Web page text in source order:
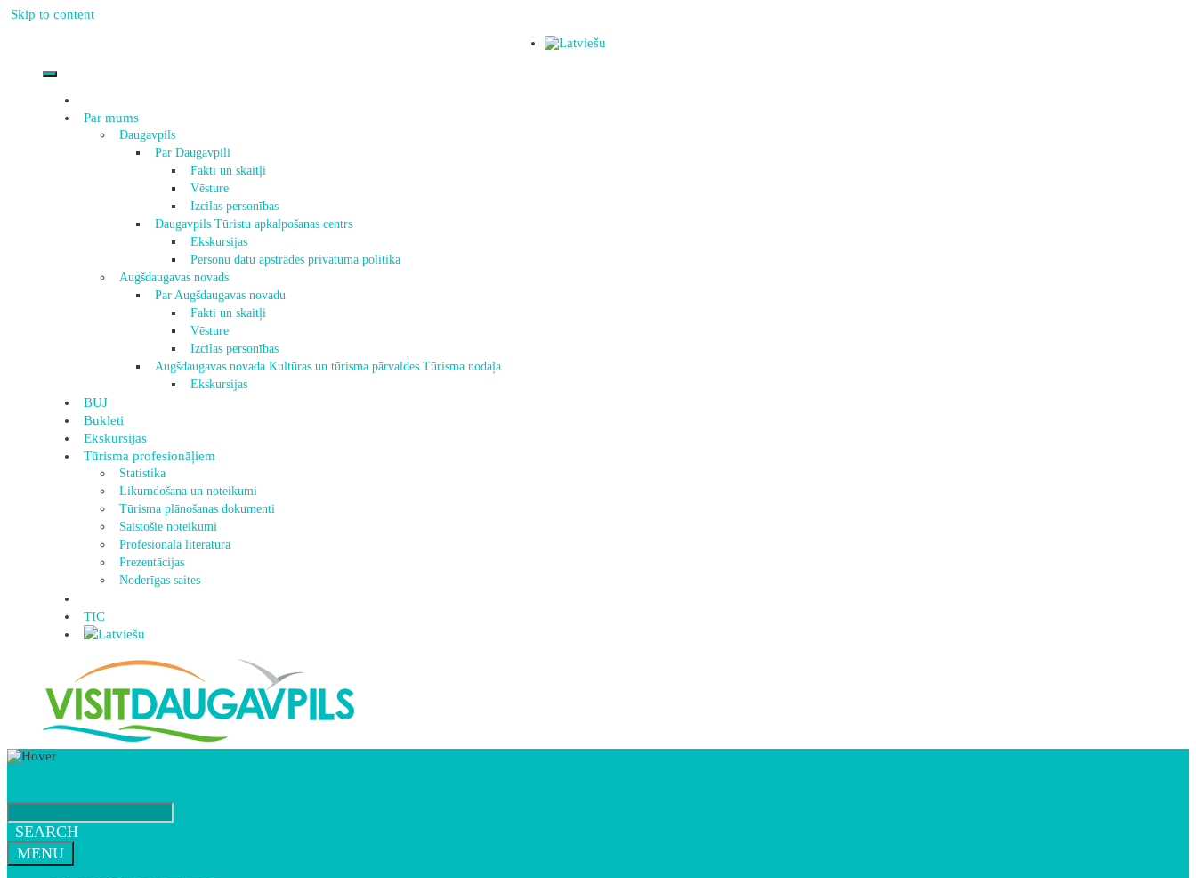
Skip to content
Par mums
Daugavpils
Par Daugavpili
Fakti un skaitļi
Vēsture
Izcilas personības
Daugavpils Tūristu apkalpošanas centrs
Ekskursijas
Personu datu apstrādes privātuma politika
Augšdaugavas novads
Par Augšdaugavas novadu
Fakti un skaitļi
Vēsture
Izcilas personības
Augšdaugavas novada Kultūras un tūrisma pārvaldes Tūrisma nodaļa
Ekskursijas
BUJ
Bukleti
Ekskursijas
Tūrisma profesionāļiem
Statistika
Likumdošana un noteikumi
Tūrisma plānošanas dokumenti
Saistošie noteikumi
Profesionālā literatūra
Prezentācijas
Noderīgas saites
TIC
SEARCH
MENU